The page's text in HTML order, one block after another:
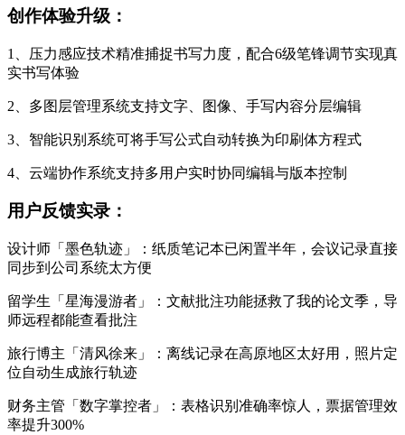
创作体验升级：
1、压力感应技术精准捕捉书写力度，配合6级笔锋调节实现真
实书写体验
2、多图层管理系统支持文字、图像、手写内容分层编辑
3、智能识别系统可将手写公式自动转换为印刷体方程式
4、云端协作系统支持多用户实时协同编辑与版本控制
用户反馈实录：
设计师「墨色轨迹」：纸质笔记本已闲置半年，会议记录直接
同步到公司系统太方便
留学生「星海漫游者」：文献批注功能拯救了我的论文季，导
师远程都能查看批注
旅行博主「清风徐来」：离线记录在高原地区太好用，照片定
位自动生成旅行轨迹
财务主管「数字掌控者」：表格识别准确率惊人，票据管理效
率提升300%